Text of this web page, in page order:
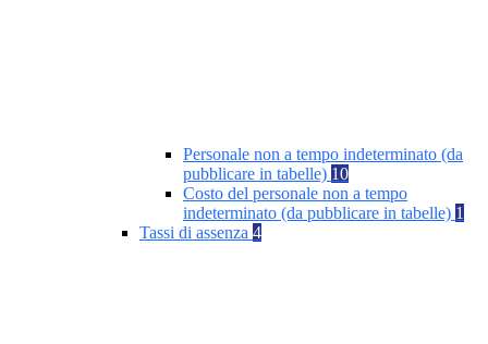
Personale non a tempo indeterminato (da
pubblicare in tabelle) 10
Costo del personale non a tempo
indeterminato (da pubblicare in tabelle) 1
Tassi di assenza 4